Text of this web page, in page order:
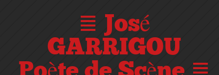
≣ José
GARRIGOU